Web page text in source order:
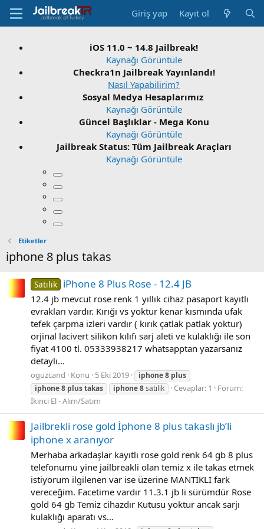
Giriş yap Kayıt ol
iOS 11.0 ~ 14.8 Jailbreak!
Kaynağı Görüntüle
Checkra1n Jailbreak Yayınlandı!
Nasıl Yapabilirim?
Sosyal Medya Hesaplarımız
Kaynağı Görüntüle
Güncel Başlıklar - Mega Konu
Kaynağı Görüntüle
Jailbreak Status: Tüm Jailbreak Araçları
Kaynağı Görüntüle
Etiketler
iphone 8 plus takas
Satılık iPhone 8 Plus Rose - 12.4 JB
12.4 jb mevcut rose renk 1 yıllık cihaz pasaport kayıtlı
evrakları vardır. Kırığı vs yoktur kenar kısmında ufak
tefek çarpma izleri vardır ( kırık çatlak patlak yoktur)
orjinal lacivert silikon kılıfı sarj aleti ve kulaklığı ile son
fiyat 4100 tl. 05333938217 whatsapptan yazarsanız
detaylı...
oguzcand Konu 5 Eki 2019 iphone8 plus
iphone8 plustakas iphone8satılık Cevaplar: 1
Forum:
İkinci El - Alım/Satım
Jailbrekli rose gold İphone 8 plus takaslı jb’li
iphone x aranıyor
Merhaba arkadaşlar kayıtlı rose gold renk 64 gb 8 plus
telefonumu yine jailbreakli olan temiz x ile takas etmek
istiyorum ilgilenen var ise üzerine MANTIKLI fark
vereceğim. Facetime vardır 11.3.1 jb li sürümdür Rose
gold 64 gb Temiz cihazdır Kutusu yoktur ancak sarjı
kulaklığı aparatı vs...